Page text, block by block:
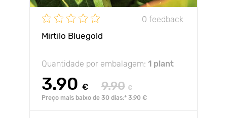
0 feedback
Mirtilo Bluegold
Quantidade por embalagem: 1 plant
3.90 € 9.90 €
Preço mais baixo de 30 dias:* 3.90 €